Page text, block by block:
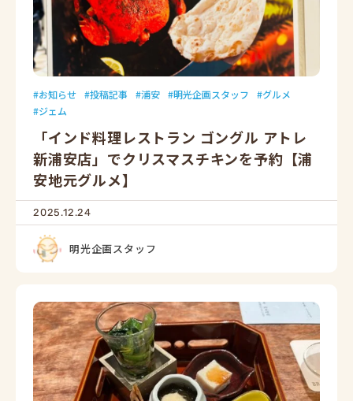
お知らせ 投稿記事 浦安 明光企画スタッフ
グルメ
ジェム
「インド料理レストラン ゴングル アトレ
新浦安店」でクリスマスチキンを予約【浦
安地元グルメ】
2025.12.24
明光企画スタッフ